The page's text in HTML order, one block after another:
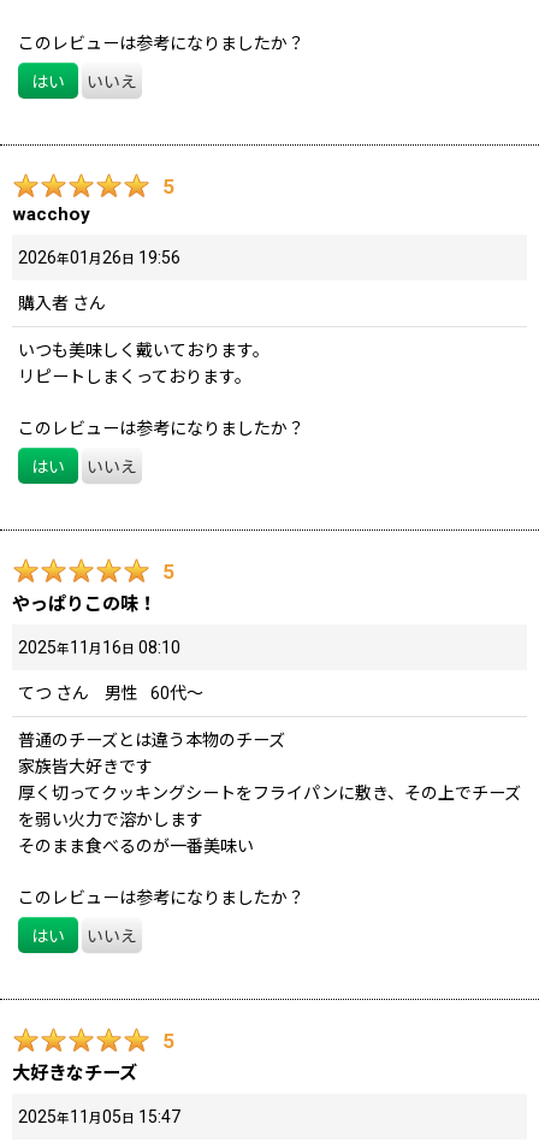
このレビューは参考になりましたか？
はい
いいえ
5
wacchoy
2026年01 月 26 日 19:56
購入者 さん
いつも美味しく戴いております。
リピートしまくっております。
このレビューは参考になりましたか？
はい
いいえ
5
やっぱりこの味！
2025年11 月 16 日 08:10
てつ さん 男性 60代～
普通のチーズとは違う本物のチーズ
家族皆大好きです
厚く切ってクッキングシートをフライパンに敷き、その上でチーズ
を弱い火力で溶かします
そのまま食べるのが一番美味い
このレビューは参考になりましたか？
はい
いいえ
5
大好きなチーズ
2025年11 月 05 日 15:47